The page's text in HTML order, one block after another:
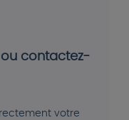
ou contactez-
votre